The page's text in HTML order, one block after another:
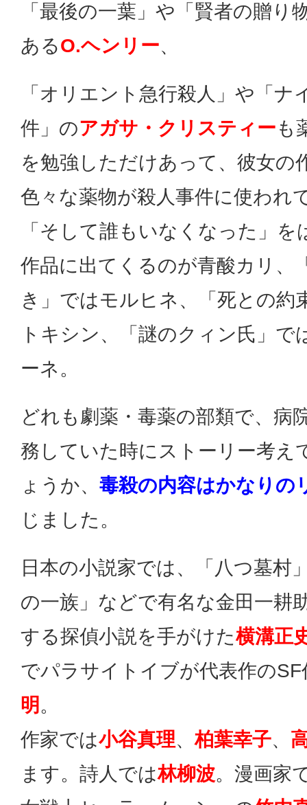
「最後の一葉」や「賢者の贈り
あるO.ヘンリー、
「オリエント急行殺人」や「ナ
件」のアガサ・クリスティーも
を勉強しただけあって、彼女の
色々な薬物が殺人事件に使われ
「そして誰もいなくなった」を
作品に出てくるのが青酸カリ、
き」ではモルヒネ、「死との約
トキシン、「謎のクィン氏」で
ーネ。
どれも劇薬・毒薬の部類で、病
務していた時にストーリー考え
ょうか、 毒殺の内容はかなりの
じました。
日本の小説家では、「八つ墓村
の一族」などで有名な金田一耕
する探偵小説を手がけた横溝正
でパラサイトイブが代表作のSF
明 。
作家では小谷真理、柏葉幸子、
ます。詩人では林柳波。漫画家